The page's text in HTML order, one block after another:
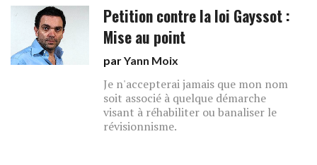
Petition contre la loi Gayssot :
Mise au point
parYann Moix
Je n'accepterai jamais que mon nom
soit associé à quelque démarche
visant à réhabiliter ou banaliser le
révisionnisme.